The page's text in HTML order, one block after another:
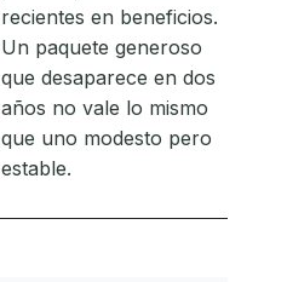
recientes en beneficios.
Un paquete generoso
que desaparece en dos
años no vale lo mismo
que uno modesto pero
estable.